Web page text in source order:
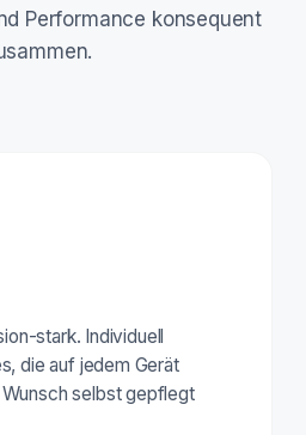
Performance konsequent
stark. Individuell
die auf jedem Gerät
selbst gepflegt